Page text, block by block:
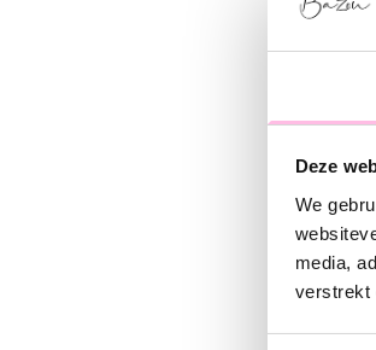
Deze
We
media,
verstrekt